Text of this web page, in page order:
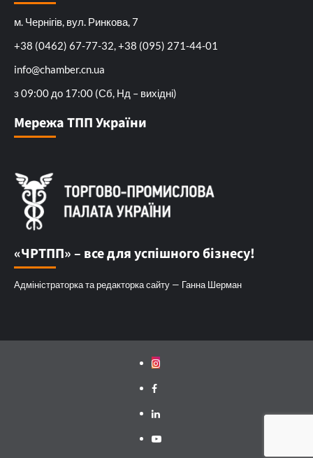
м. Чернігів, вул. Ринкова, 7
+38 (0462) 67-77-32, +38 (095) 271-44-01
info@chamber.cn.ua
з 09:00 до 17:00 (Сб, Нд – вихідні)
Мережа ТПП України
«ЧРТПП» – все для успішного бізнесу!
Адміністраторка та редакторка сайту — Ганна Шерман
Instagram
Facebook
Linkedin
Youtube